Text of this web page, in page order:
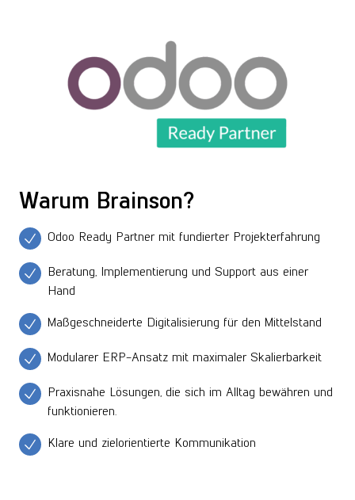
Warum Brainson?
Odoo Ready Partner mit fundierter Projekterfahrung
Beratung, Implementierung und Support aus einer
Hand
Maßgeschneiderte Digitalisierung für den Mittelstand
Modularer ERP-Ansatz mit maximaler Skalierbarkeit
Praxisnahe Lösungen, die sich im Alltag bewähren und
funktionieren.
Klare und zielorientierte Kommunikation